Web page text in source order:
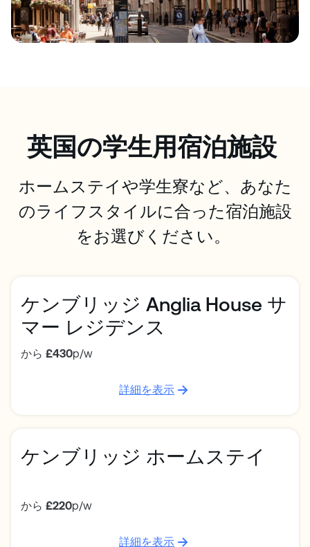
英国の学生用宿泊施設
ホームステイや学生寮など、あなた
のライフスタイルに合った宿泊施設
をお選びください。
ケンブリッジ Anglia House サ
マー レジデンス
から £430p/w
詳細を表示
ケンブリッジ ホームステイ
から £220p/w
詳細を表示